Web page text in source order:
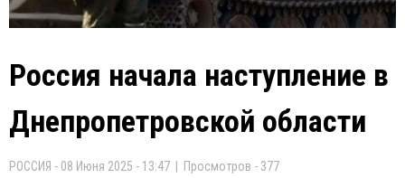
Россия начала наступление в
Днепропетровской области
РОССИЯ - 08 Июня 2025 - 13:47 | Просмотров - 377